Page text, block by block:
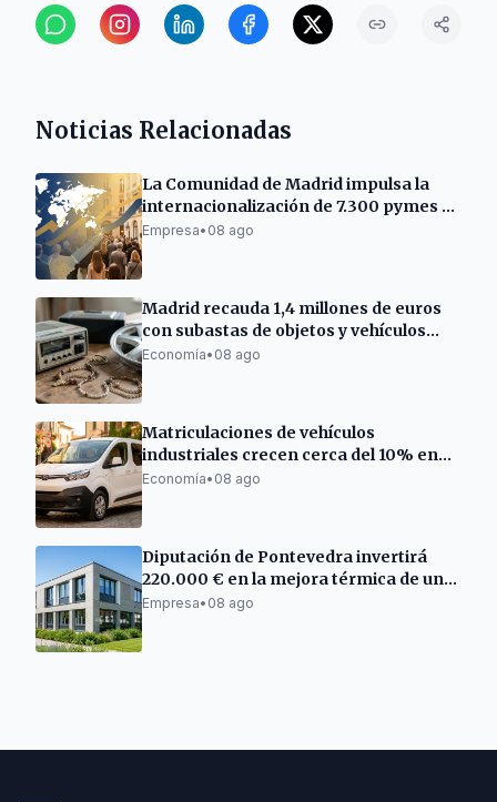
Noticias Relacionadas
La Comunidad de Madrid impulsa la
internacionalización de 7.300 pymes y
autónomos
Empresa• 08 ago
Madrid recauda 1,4 millones de euros
con subastas de objetos y vehículos
municipales
Economía• 08 ago
Matriculaciones de vehículos
industriales crecen cerca del 10% en
Cataluña
Economía• 08 ago
Diputación de Pontevedra invertirá
220.000 € en la mejora térmica de un
centro empresarial en Barro
Empresa• 08 ago